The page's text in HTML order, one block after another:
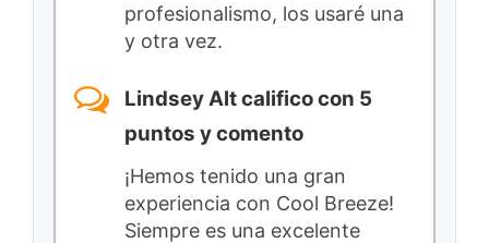
profesionalismo, los usaré una
y otra vez.
Lindsey Alt califico con 5
puntos y comento
¡Hemos tenido una gran
experiencia con Cool Breeze!
Siempre es una excelente